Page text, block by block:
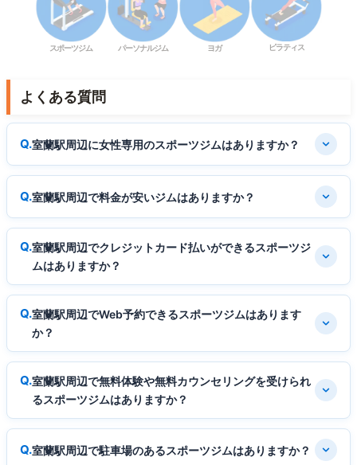
スポーツジム パーソナルジム ヨガ ピラティス
よくある質問
室蘭駅周辺に女性専用のスポーツジムはありますか？
室蘭駅周辺で料金が安いジムはありますか？
室蘭駅周辺でクレジットカード払いができるスポーツジ
ムはありますか？
室蘭駅周辺でWeb予約できるスポーツジムはあります
か？
室蘭駅周辺で無料体験や無料カウンセリングを受けられ
るスポーツジムはありますか？
室蘭駅周辺で駐車場のあるスポーツジムはありますか？